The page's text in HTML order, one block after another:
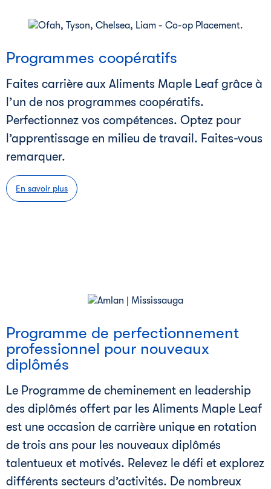
i
Programmes coopératifs
Faites carrière aux Aliments Maple Leaf grâce à
l’un de nos programmes coopératifs.
Perfectionnez vos compétences. Optez pour
l’apprentissage en milieu de travail. Faites-vous
remarquer.
En savoir plus
i
Programme de perfectionnement
professionnel pour nouveaux
diplômés
Le Programme de cheminement en leadership
des diplômés offert par les Aliments Maple Leaf
est une occasion de carrière unique en rotation
de trois ans pour les nouveaux diplômés
talentueux et motivés. Relevez le défi et explorez
différents secteurs d’activités. De nombreux